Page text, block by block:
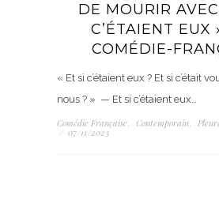
DE MOURIR
C’ÉTAIENT EUX
COMÉDIE-
« Et si c’étaient eux ? Et si c’était
nous ? » — Et si c’étaient eux…
Comédie Française, Contemporain,
/ 07/11/2023